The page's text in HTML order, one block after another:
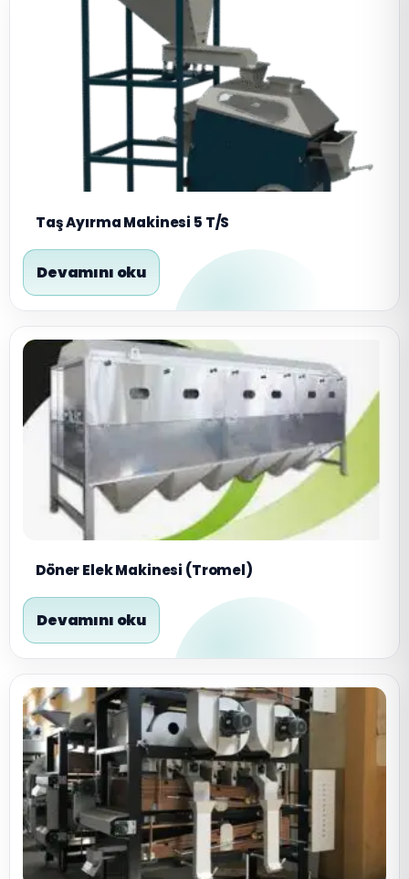
Taş Ayırma Makinesi 5 T/S
Devamını oku
Döner Elek Makinesi (Tromel)
Devamını oku